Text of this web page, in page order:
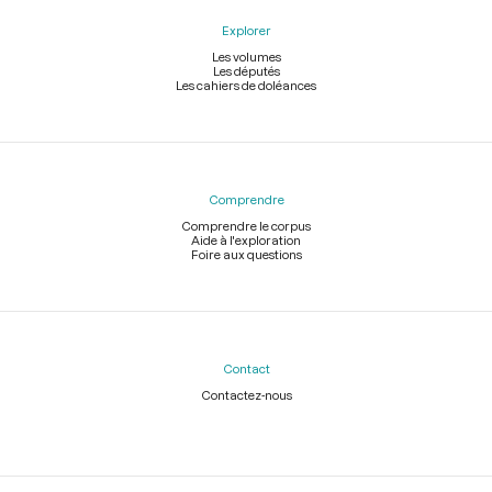
Explorer
Les volumes
Les députés
Les cahiers de doléances
Comprendre
Comprendre le corpus
Aide à l'exploration
Foire aux questions
Contact
Contactez-nous
Légal